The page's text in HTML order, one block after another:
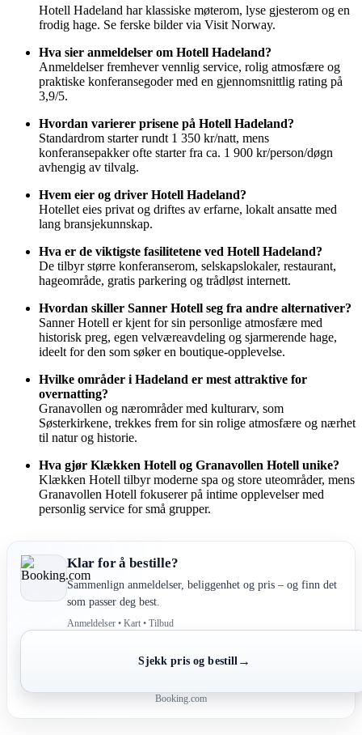
Hotell Hadeland har klassiske møterom, lyse gjesterom og en
frodig hage. Se ferske bilder via Visit Norway.
Hva sier anmeldelser om Hotell Hadeland?
Anmeldelser fremhever vennlig service, rolig atmosfære og
praktiske konferansegoder med en gjennomsnittlig rating på
3,9/5.
Hvordan varierer prisene på Hotell Hadeland?
Standardrom starter rundt 1 350 kr/natt, mens
konferansepakker ofte starter fra ca. 1 900 kr/person/døgn
avhengig av tilvalg.
Hvem eier og driver Hotell Hadeland?
Hotellet eies privat og driftes av erfarne, lokalt ansatte med
lang bransjekunnskap.
Hva er de viktigste fasilitetene ved Hotell Hadeland?
De tilbyr større konferanserom, selskapslokaler, restaurant,
hageområde, gratis parkering og trådløst internett.
Hvordan skiller Sanner Hotell seg fra andre alternativer?
Sanner Hotell er kjent for sin personlige atmosfære med
historisk preg, egen velværeavdeling og sjarmerende hage,
ideelt for den som søker en boutique-opplevelse.
Hvilke områder i Hadeland er mest attraktive for
overnatting?
Granavollen og nærområder med kulturarv, som
Søsterkirkene, trekkes frem for sin rolige atmosfære og nærhet
til natur og historie.
Hva gjør Klækken Hotell og Granavollen Hotell unike?
Klækken Hotell tilbyr moderne spa og store uteområder, mens
Granavollen Hotell fokuserer på intime opplevelser med
personlig service for små grupper.
Klar for å bestille?
Sammenlign anmeldelser, beliggenhet og pris – og finn det
som passer deg best.
Anmeldelser • Kart • Tilbud
Sjekk pris og bestill →
Booking.com